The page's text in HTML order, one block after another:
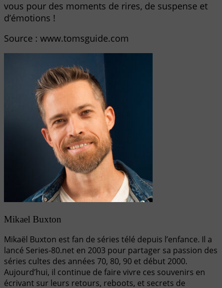
vous pour des moments de rires, de suspense et
d’émotions !
Source : www.tomsguide.com
Mikael Buxton
Mikaël Buxton est fan de séries télé depuis l’enfance. Il a
lancé Series-80.net en 2003 pour partager sa passion des
séries cultes des années 70, 80, 90 et début 2000.
Aujourd’hui, il continue de faire vivre ces souvenirs en
écrivant sur leurs retours, reboots, et secrets de